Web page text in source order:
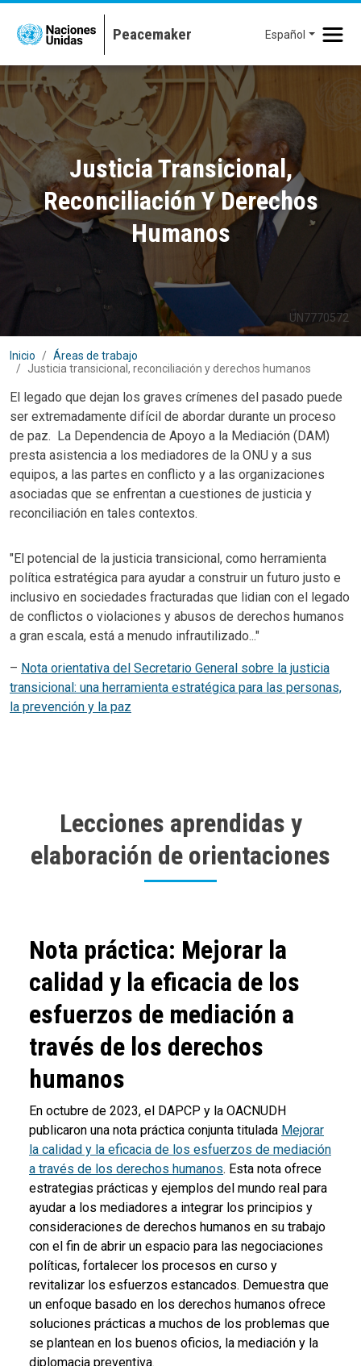
Pasar al contenido principal
Español
Justicia Transicional,
Reconciliación Y Derechos
Humanos
UN7770572
Inicio
Áreas de trabajo
Justicia transicional, reconciliación y derechos humanos
Body
El legado que dejan los graves crímenes del pasado puede
ser extremadamente difícil de abordar durante un proceso
de paz. La Dependencia de Apoyo a la Mediación (DAM)
presta asistencia a los mediadores de la ONU y a sus
equipos, a las partes en conflicto y a las organizaciones
asociadas que se enfrentan a cuestiones de justicia y
reconciliación en tales contextos.
Body
"El potencial de la justicia transicional, como herramienta
política estratégica para ayudar a construir un futuro justo e
inclusivo en sociedades fracturadas que lidian con el legado
de conflictos o violaciones y abusos de derechos humanos
a gran escala, está a menudo infrautilizado..."
– Nota orientativa del Secretario General sobre la justicia
transicional: una herramienta estratégica para las personas,
la prevención y la paz
Lecciones aprendidas y
elaboración de orientaciones
Body
Nota práctica: Mejorar la
calidad y la eficacia de los
esfuerzos de mediación a
través de los derechos
humanos
En octubre de 2023, el DAPCP y la OACNUDH
publicaron una nota práctica conjunta titulada Mejorar
la calidad y la eficacia de los esfuerzos de mediación
a través de los derechos humanos. Esta nota ofrece
estrategias prácticas y ejemplos del mundo real para
ayudar a los mediadores a integrar los principios y
consideraciones de derechos humanos en su trabajo
con el fin de abrir un espacio para las negociaciones
políticas, fortalecer los procesos en curso y
revitalizar los esfuerzos estancados. Demuestra que
un enfoque basado en los derechos humanos ofrece
soluciones prácticas a muchos de los problemas que
se plantean en los buenos oficios, la mediación y la
diplomacia preventiva.